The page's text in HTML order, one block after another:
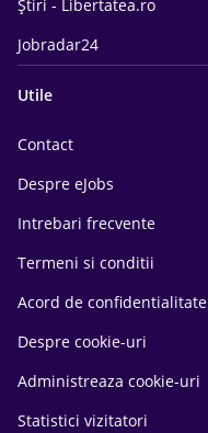
Știri - Libertatea.ro
Jobradar24
Utile
Contact
Despre eJobs
Intrebari frecvente
Termeni si conditii
Acord de confidentialitate
Despre cookie-uri
Administreaza cookie-uri
Statistici vizitatori